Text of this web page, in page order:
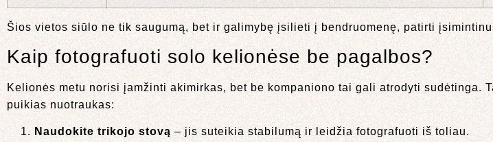
Šios vietos siūlo ne tik saugumą, bet ir galimybę įsilieti į bendruomenę, patirti
Kaip fotografuoti solo kelionėse be pagalbos?
Kelionės metu norisi įamžinti akimirkas, bet be kompaniono tai gali atrodyti sudėtinga.
puikias nuotraukas:
Naudokite trikojo stovą – jis suteikia stabilumą ir leidžia fotografuoti iš toliau.